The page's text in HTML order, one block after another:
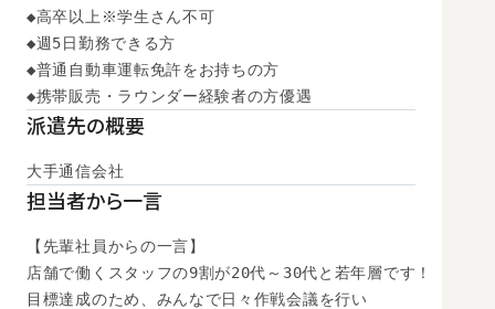
◆高卒以上※学生さん不可
◆週5日勤務できる方
◆普通自動車運転免許をお持ちの方
◆携帯販売・ラウンダー経験者の方優遇
派遣先の概要
大手通信会社
担当者から一言
【先輩社員からの一言】
店舗で働くスタッフの9割が20代～30代と若年層です！
目標達成のため、みんなで日々作戦会議を行い